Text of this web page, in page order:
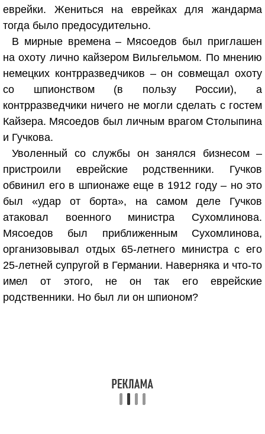
еврейки. Жениться на еврейках для жандарма
тогда было предосудительно.
В мирные времена – Мясоедов был приглашен
на охоту лично кайзером Вильгельмом. По мнению
немецких контрразведчиков – он совмещал охоту
со шпионством (в пользу России), а
контрразведчики ничего не могли сделать с гостем
Кайзера. Мясоедов был личным врагом Столыпина
и Гучкова.
Уволенный со службы он занялся бизнесом –
пристроили еврейские родственники. Гучков
обвинил его в шпионаже еще в 1912 году – но это
был «удар от борта», на самом деле Гучков
атаковал военного министра Сухомлинова.
Мясоедов был приближенным Сухомлинова,
организовывал отдых 65-летнего министра с его
25-летней супругой в Германии. Наверняка и что-то
имел от этого, не он так его еврейские
родственники. Но был ли он шпионом?